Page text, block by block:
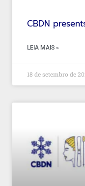
CBDN
LEIA MAIS »
18 de setembro de